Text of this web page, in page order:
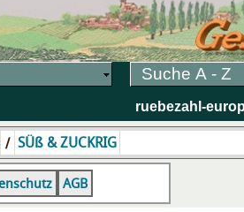
Suche A - Z
ruebezahl-
/ SÜß & ZUCKRIG
AGB